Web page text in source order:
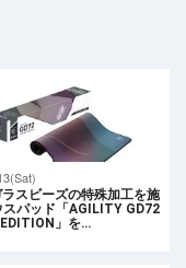
スビーズの特殊加工を施
スパッド「AGILITY GD72
」を…